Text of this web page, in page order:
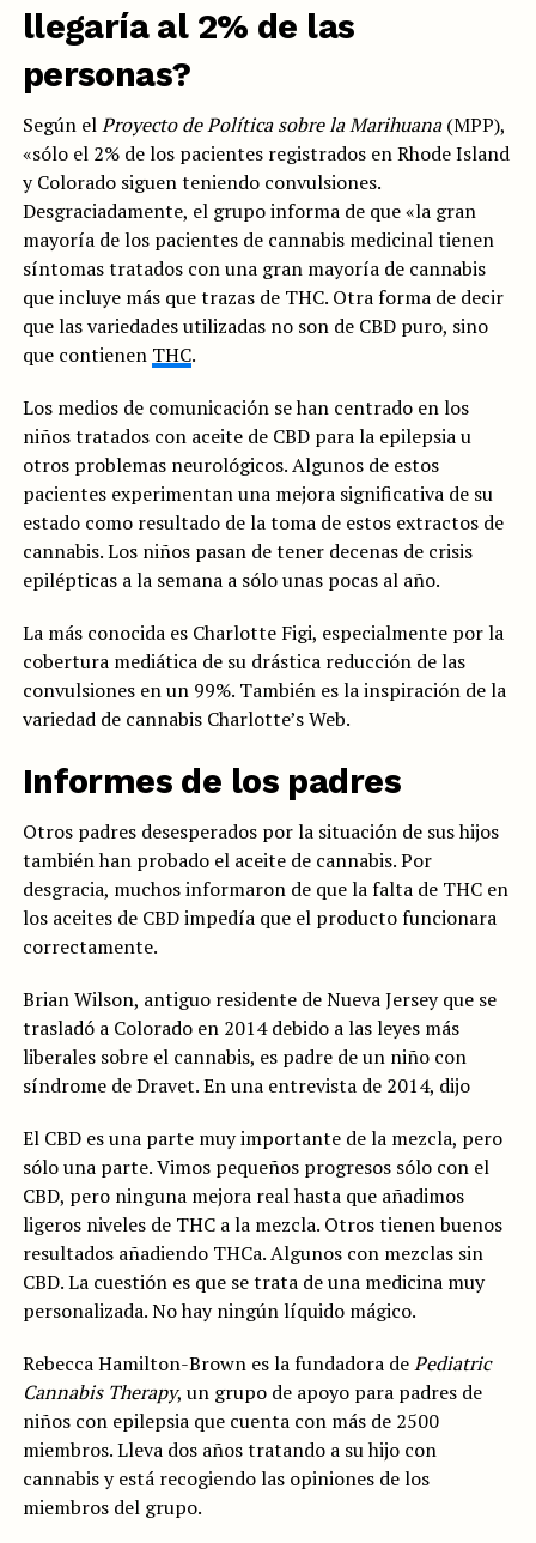
llegaría al 2% de las
personas?
Según elProyecto de Política sobre la Marihuana(MPP),
«sólo el 2% de los pacientes registrados en Rhode Island
y Colorado siguen teniendo convulsiones.
Desgraciadamente, el grupo informa de que «la gran
mayoría de los pacientes de cannabis medicinal tienen
síntomas tratados con una gran mayoría de cannabis
que incluye más que trazas de THC. Otra forma de decir
que las variedades utilizadas no son de CBD puro, sino
que contienen THC.
Los medios de comunicación se han centrado en los
niños tratados con aceite de CBD para la epilepsia u
otros problemas neurológicos. Algunos de estos
pacientes experimentan una mejora significativa de su
estado como resultado de la toma de estos extractos de
cannabis. Los niños pasan de tener decenas de crisis
epilépticas a la semana a sólo unas pocas al año.
La más conocida es Charlotte Figi, especialmente por la
cobertura mediática de su drástica reducción de las
convulsiones en un 99%. También es la inspiración de la
variedad de cannabis Charlotte’s Web.
Informes de los padres
Otros padres desesperados por la situación de sus hijos
también han probado el aceite de cannabis. Por
desgracia, muchos informaron de que la falta de THC en
los aceites de CBD impedía que el producto funcionara
correctamente.
Brian Wilson, antiguo residente de Nueva Jersey que se
trasladó a Colorado en 2014 debido a las leyes más
liberales sobre el cannabis, es padre de un niño con
síndrome de Dravet. En una entrevista de 2014, dijo
El CBD es una parte muy importante de la mezcla, pero
sólo una parte. Vimos pequeños progresos sólo con el
CBD, pero ninguna mejora real hasta que añadimos
ligeros niveles de THC a la mezcla. Otros tienen buenos
resultados añadiendo THCa. Algunos con mezclas sin
CBD. La cuestión es que se trata de una medicina muy
personalizada. No hay ningún líquido mágico.
Rebecca Hamilton-Brown es la fundadora dePediatric
Cannabis Therapy, un grupo de apoyo para padres de
niños con epilepsia que cuenta con más de 2500
miembros. Lleva dos años tratando a su hijo con
cannabis y está recogiendo las opiniones de los
miembros del grupo.